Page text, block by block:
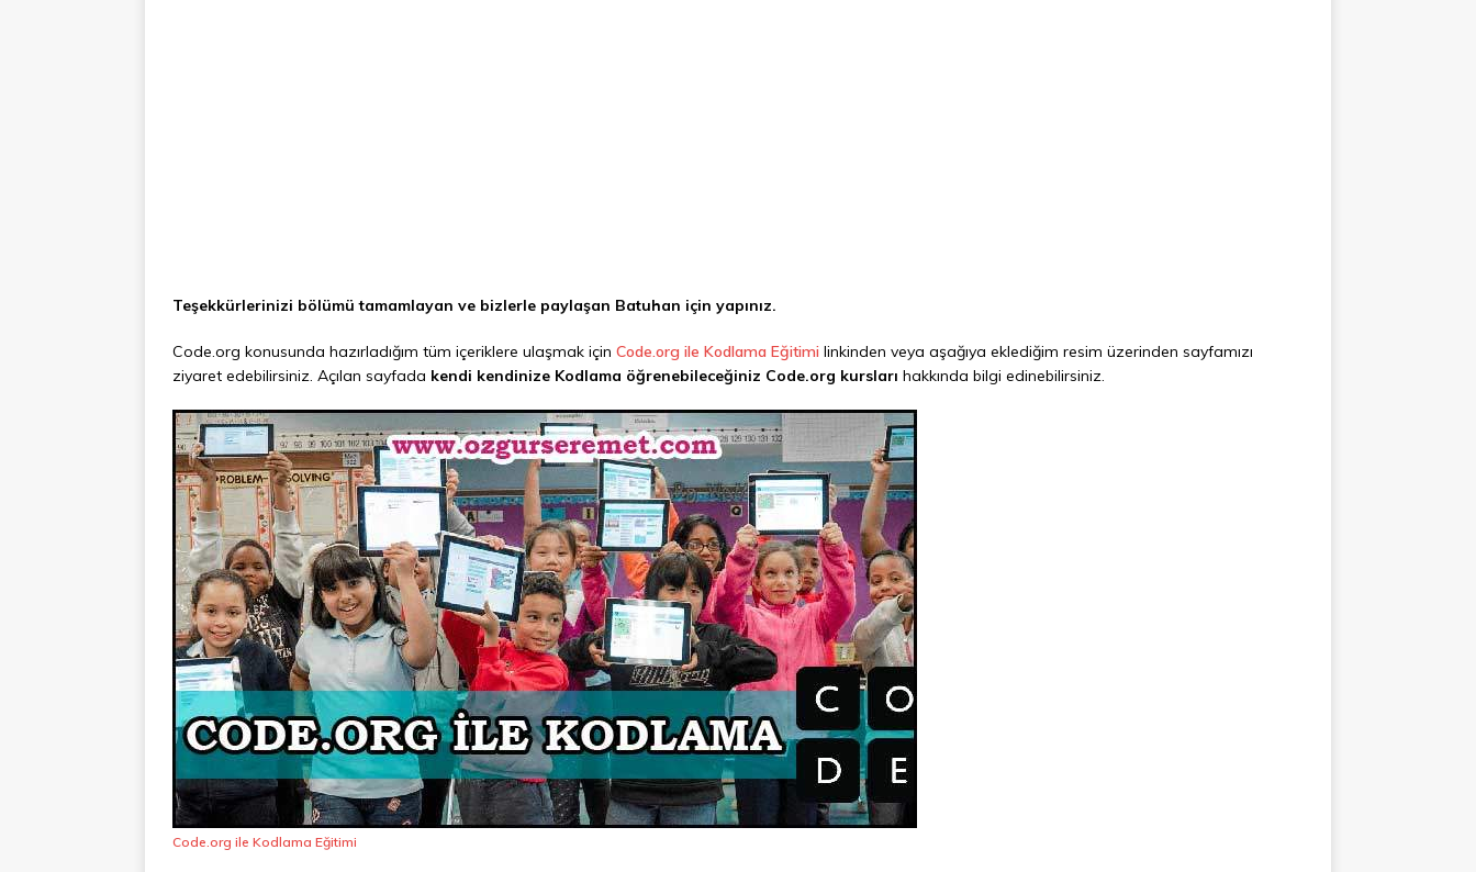
Teşekkürlerinizi bölümü tamamlayan ve bizlerle paylaşan Batuhan için yapınız.
Code.org konusunda hazırladığım tüm içeriklere ulaşmak için Code.org ile Kodlama Eğitimi linkinden veya aşağıya eklediğim resim üzerinden sayfamızı
ziyaret edebilirsiniz. Açılan sayfada kendi kendinize Kodlama öğrenebileceğiniz Code.org kursları hakkında bilgi edinebilirsiniz.
Code.org ile Kodlama Eğitimi